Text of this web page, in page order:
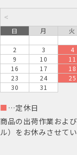
<
日 月 火
2
3 4
9
10 11
16
17 18
23
24 25
30
31
■ …定休日
商品の出荷作業およ
ル）をお休みさせてい